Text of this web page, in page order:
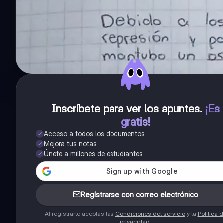
Inscríbete para ver los apuntes. ¡Es
gratis!
Acceso a todos los documentos
Mejora tus notas
Únete a millones de estudiantes
Regístrarse con correo electrónico
Al registrarte aceptas las Condiciones del servicioy la Política
privacidad